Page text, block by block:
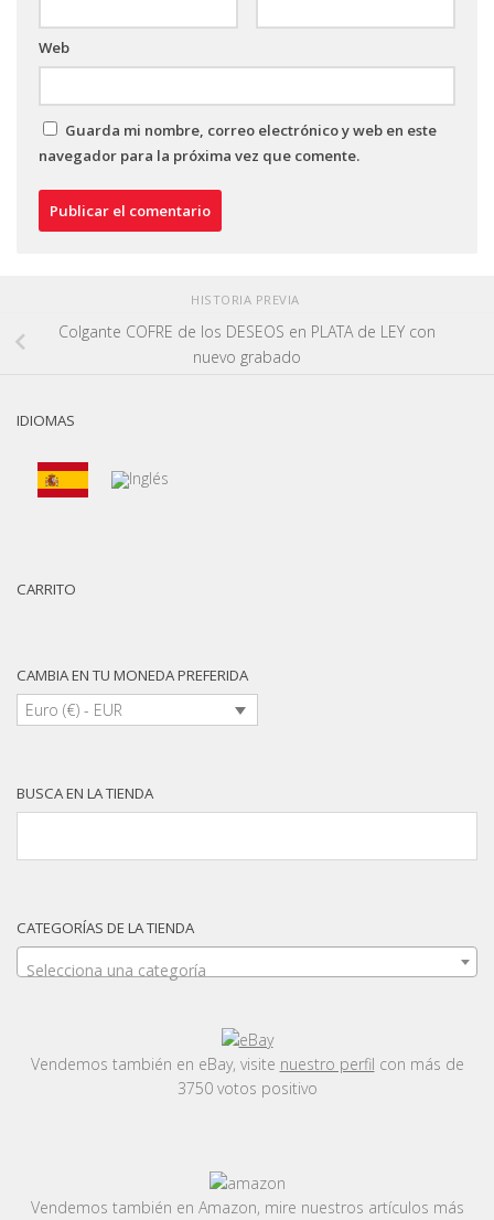
Web
Guarda mi nombre, correo electrónico y web en este
navegador para la próxima vez que comente.
HISTORIA PREVIA
Colgante COFRE de los DESEOS en PLATA de LEY con
nuevo grabado
IDIOMAS
CARRITO
CAMBIA EN TU MONEDA PREFERIDA
Euro (€) - EUR
BUSCA EN LA TIENDA
CATEGORÍAS DE LA TIENDA
Selecciona una categoría
Vendemos también en eBay, visite nuestro perfil con más de
3750 votos positivo
Vendemos también en Amazon, mire nuestros artículos más